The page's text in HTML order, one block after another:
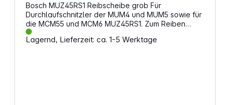
Bosch MUZ45RS1 Reibscheibe grob Für
Durchlaufschnitzler der MUM4 und MUM5 sowie für
die MCM55 und MCM6 MUZ45RS1. Zum Reiben
roher Kartoffeln z. B. für Klöße oder Reibekuchen
Lagernd, Lieferzeit: ca. 1-5 Werktage